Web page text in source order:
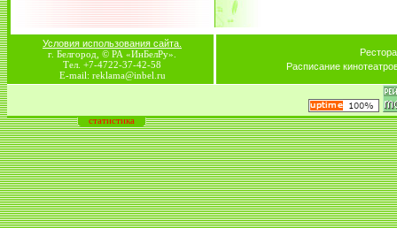
Условия использования сайта.
г. Белгород, © РА «ИнБелРу».
Тел. +7-4722-37-42-58
E-mail: reklama@inbel.ru
Расписание
статистика